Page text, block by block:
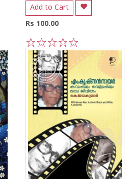
Add to Cart
Rs 100.00
5
4
3
2
1